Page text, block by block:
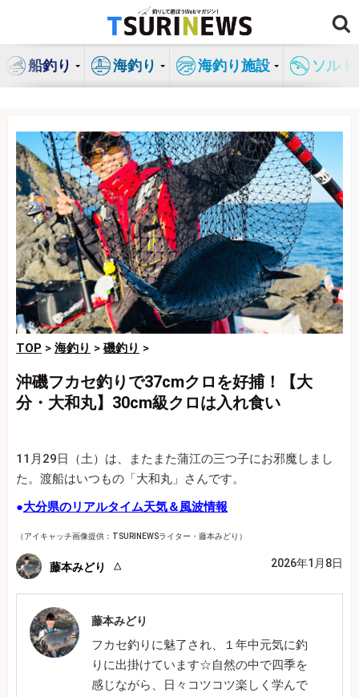
ン
船釣り 海釣り 海釣り施設 ソル
TOP > 海釣り > 磯釣り >
沖磯フカセ釣りで37cmクロを好捕！【大
分・大和丸】30cm級クロは入れ食い
11月29日（土）は、またまた蒲江の三つ子にお邪魔しまし
た。渡船はいつもの「大和丸」さんです。
●大分県のリアルタイム天気＆風波情報
（アイキャッチ画像提供：TSURINEWSライター・藤本みどり）
藤本みどり 2026年1月8日
藤本みどり
フカセ釣りに魅了され、１年中元気に釣
りに出掛けています☆自然の中で四季を
感じながら、日々コツコツ楽しく学んで